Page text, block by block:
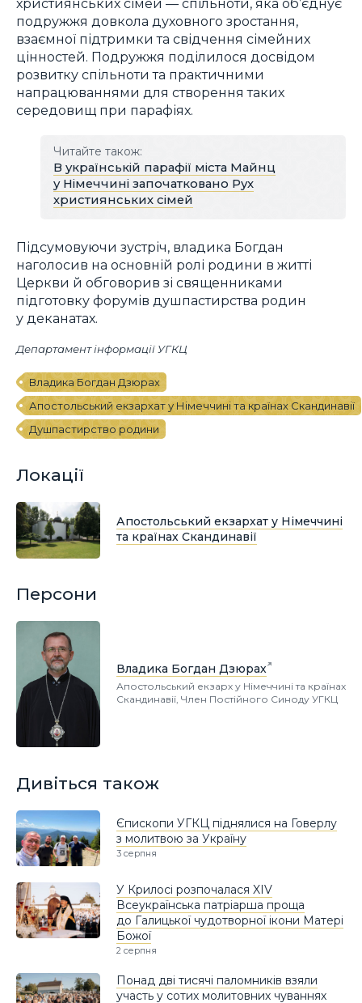
подружжя довкола духовного зростання,
взаємної підтримки та свідчення сімейних
цінностей. Подружжя поділилося досвідом
розвитку спільноти та практичними
напрацюваннями для створення таких
середовищ при парафіях.
Читайте також:
В українській парафії міста Майнц
у Німеччині започатковано Рух
християнських сімей
Підсумовуючи зустріч, владика Богдан
наголосив на основній ролі родини в житті
Церкви й обговорив зі священниками
підготовку форумів душпастирства родин
у деканатах.
Департамент інформації УГКЦ
Владика Богдан Дзюрах
Апостольський екзархат у Німеччині та країнах Скандинавії
Душпастирство родини
Локації
Апостольський екзархат у Німеччині
та країнах Скандинавії
Персони
Владика Богдан Дзюрах
Апостольський екзарх у Німеччині та країнах
Скандинавії, Член Постійного Синоду УГКЦ
Дивіться також
Єпископи УГКЦ піднялися на Говерлу
з молитвою за Україну
3 серпня
У Крилосі розпочалася XIV
Всеукраїнська патріарша проща
до Галицької чудотворної ікони Матері
Божої
2 серпня
Понад дві тисячі паломників взяли
участь у сотих молитовних чуваннях